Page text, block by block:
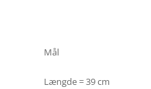
Mål
Længde = 39 cm